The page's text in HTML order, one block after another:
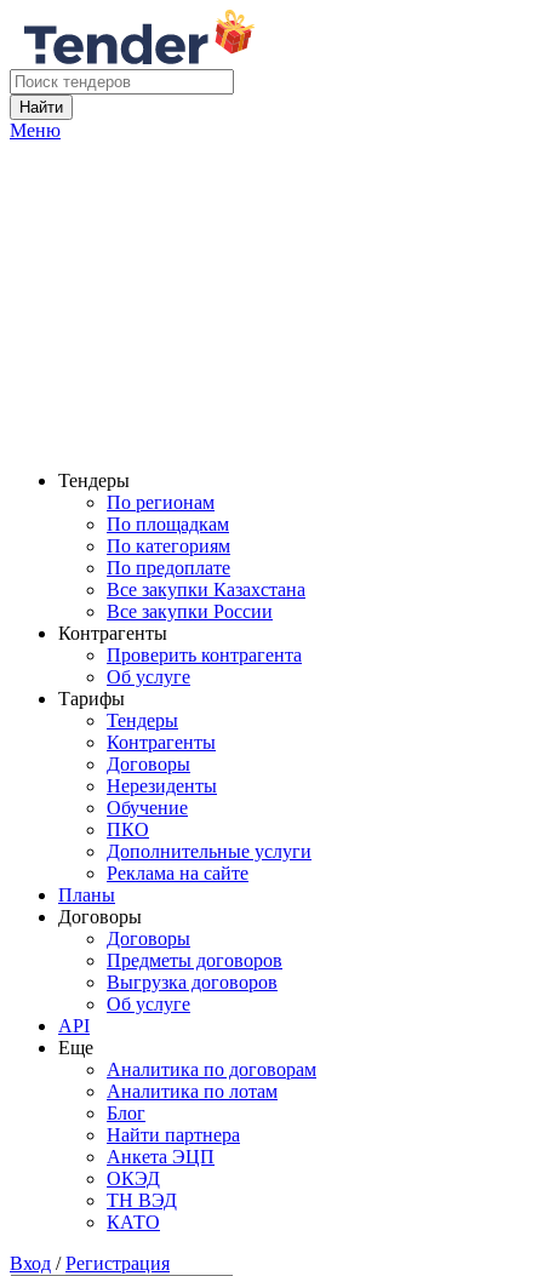
Найти
Меню
Тендеры
По регионам
По площадкам
По категориям
По предоплате
Все закупки Казахстана
Все закупки России
Контрагенты
Проверить контрагента
Об услуге
Тарифы
Тендеры
Контрагенты
Договоры
Нерезиденты
Обучение
ПКО
Дополнительные услуги
Реклама на сайте
Планы
Договоры
Договоры
Предметы договоров
Выгрузка договоров
Об услуге
API
Еще
Аналитика по договорам
Аналитика по лотам
Блог
Найти партнера
Анкета ЭЦП
ОКЭД
ТН ВЭД
КАТО
Вход /Регистрация